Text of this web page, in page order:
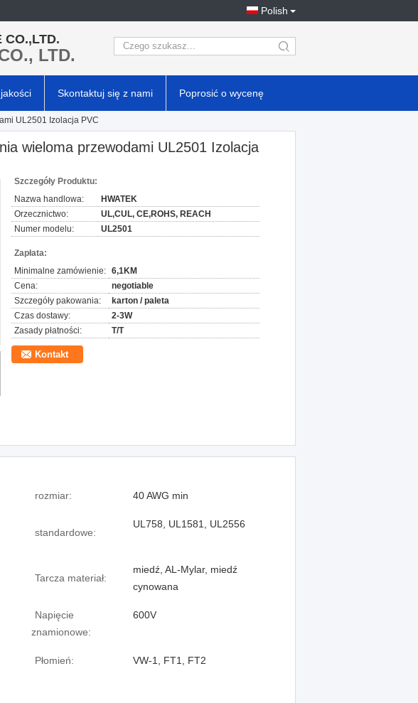
Polish
CO.,LTD.
LTD. search
Skontaktuj się z nami Poprosić o wycenę
UL2501 Izolacja PVC
wieloma przewodami UL2501 Izolacja
Szczegóły Produktu:
Nazwa handlowa:
HWATEK
Orzecznictwo:
UL,CUL, CE,ROHS, REACH
Numer modelu:
UL2501
Zapłata:
Minimalne zamówienie: 6,1KM
Cena:
negotiable
Szczegóły pakowania:
karton / paleta
Czas dostawy:
2-3W
Zasady płatności:
T/T
Kontakt
rozmiar: 40 AWG min
standardowe:
UL758, UL1581, UL2556
Tarcza materiał:
miedź, AL-Mylar, miedź
cynowana
Napięcie
znamionowe:
600V
Płomień: VW-1, FT1, FT2